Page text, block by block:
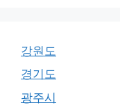
강원도
경기도
광주시